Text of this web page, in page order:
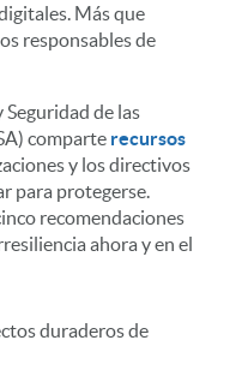
Más que
responsables de
Seguridad de las
comparte recursos
y los directivos
para protegerse.
recomendaciones
ahora y en el
duraderos de